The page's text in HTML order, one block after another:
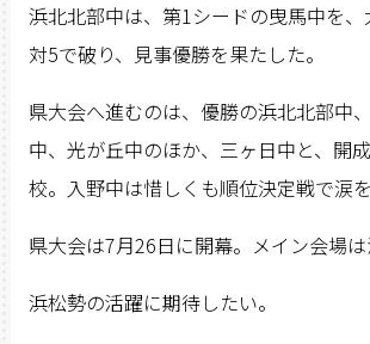
浜北北部中は、第1シードの曳馬中を
対5で破り、見事優勝を果たした。
県大会へ進むのは、優勝の浜北北部中
中、光が丘中のほか、三ヶ日中と、開
校。入野中は惜しくも順位決定戦で涙を
県大会は7月26日に開幕。メイン会場は
浜松勢の活躍に期待したい。